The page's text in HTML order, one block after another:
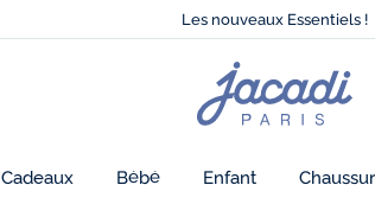
Les nouveaux Essentiels !
Nouvelle collection Automne-
Livraison offerte à domicile dès
Tout à -50% sur la collection
Les nouveaux Essentiels !
Page
d'accueil
Jacadi
Cadeaux Bébé Enfant